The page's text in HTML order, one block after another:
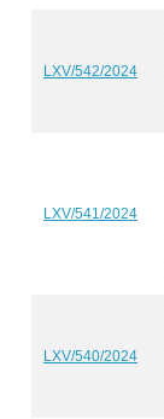
LXV/542/2024
LXV/541/2024
LXV/540/2024